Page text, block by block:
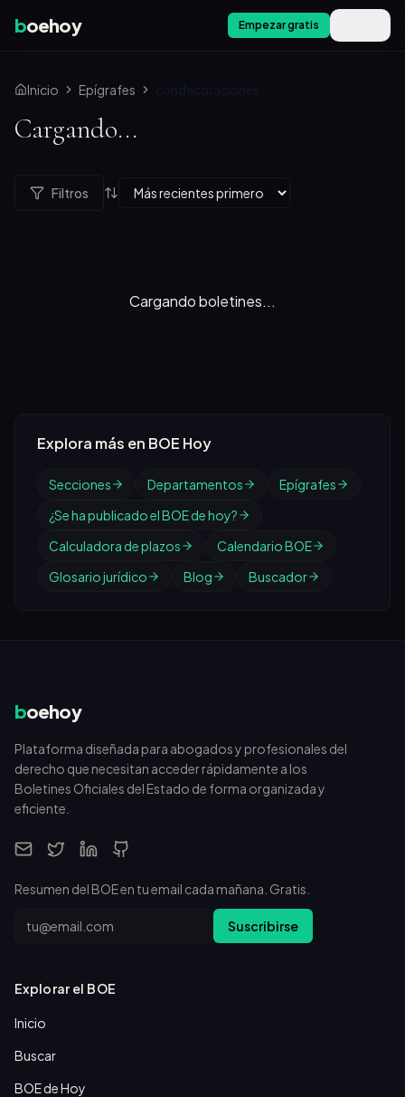
boehoy Empezar gratis
Inicio Epígrafes condecoraciones
Cargando...
Filtros
Cargando boletines...
Explora más en BOE Hoy
Secciones Departamentos
Epígrafes
¿Se ha publicado el BOE de hoy?
Calculadora de plazos
Calendario BOE
Glosario jurídico
Blog Buscador
boehoy
Plataforma diseñada para abogados y profesionales del
derecho que necesitan acceder rápidamente a los
Boletines Oficiales del Estado de forma organizada y
eficiente.
Resumen del BOE en tu email cada mañana. Gratis.
Email Suscribirse
Explorar el BOE
Inicio
Buscar
BOE de Hoy